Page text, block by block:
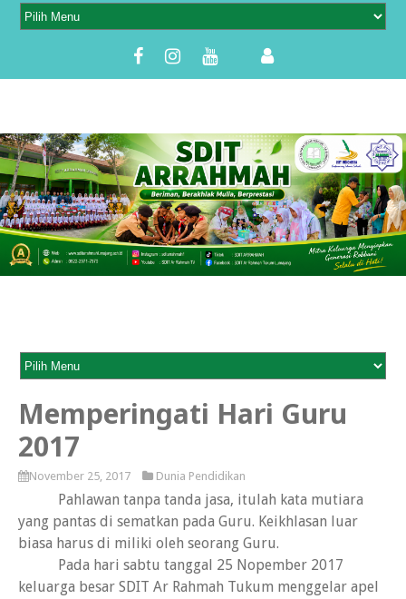
Memperingati Hari Guru
2017
November 25, 2017 Dunia Pendidikan
Pahlawan tanpa tanda jasa, itulah kata mutiara
yang pantas di sematkan pada Guru. Keikhlasan luar
biasa harus di miliki oleh seorang Guru.
Pada hari sabtu tanggal 25 Nopember 2017
keluarga besar SDIT Ar Rahmah Tukum menggelar apel